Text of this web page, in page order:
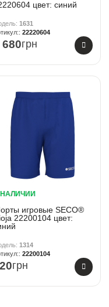
цвет: синий
1631
22220604
680грн
НАЛИЧИИ
игровые SECO®
22200104 цвет:
1314
22200104
грн